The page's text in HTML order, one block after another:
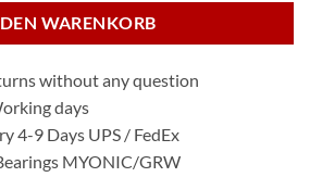
WARENKORB
without any question
days
4-9 Days UPS / FedEx
MYONIC/GRW